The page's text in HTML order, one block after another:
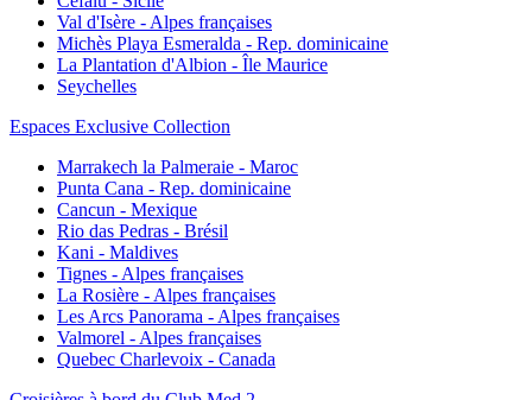
Val d'Isère - Alpes françaises
Michès Playa Esmeralda - Rep. dominicaine
La Plantation d'Albion - Île Maurice
Seychelles
Espaces Exclusive Collection
Marrakech la Palmeraie - Maroc
Punta Cana - Rep. dominicaine
Cancun - Mexique
Rio das Pedras - Brésil
Kani - Maldives
Tignes - Alpes françaises
La Rosière - Alpes françaises
Les Arcs Panorama - Alpes françaises
Valmorel - Alpes françaises
Quebec Charlevoix - Canada